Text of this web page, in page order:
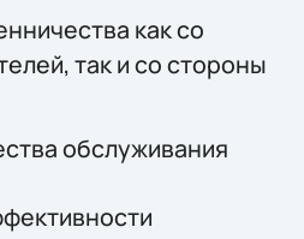
как со
так и со стороны
обслуживания